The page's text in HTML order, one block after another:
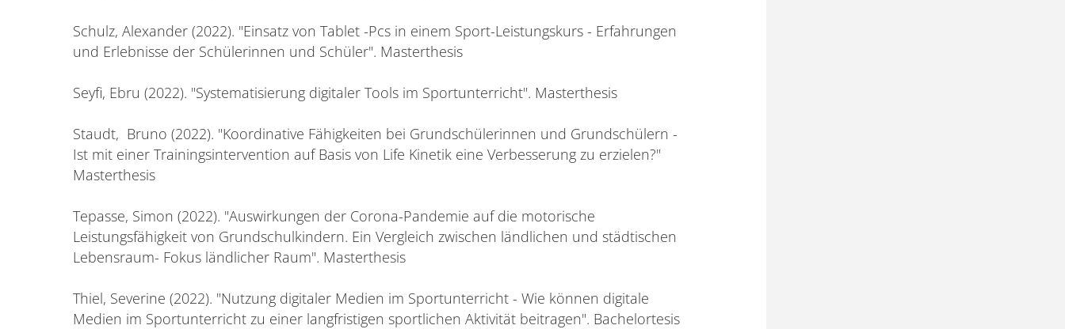
Schulz, Alexander (2022). "Einsatz von Tablet -Pcs in einem Sport-Leistungskurs - Erfahrungen
und Erlebnisse der Schülerinnen und Schüler". Masterthesis
Seyfi, Ebru (2022). "Systematisierung digitaler Tools im Sportunterricht". Masterthesis
Staudt, Bruno (2022). "Koordinative Fähigkeiten bei Grundschülerinnen und Grundschülern -
Ist mit einer Trainingsintervention auf Basis von Life Kinetik eine Verbesserung zu erzielen?"
Masterthesis
Tepasse, Simon (2022). "Auswirkungen der Corona-Pandemie auf die motorische
Leistungsfähigkeit von Grundschulkindern. Ein Vergleich zwischen ländlichen und städtischen
Lebensraum- Fokus ländlicher Raum". Masterthesis
Thiel, Severine (2022). "Nutzung digitaler Medien im Sportunterricht - Wie können digitale
Medien im Sportunterricht zu einer langfristigen sportlichen Aktivität beitragen". Bachelortesis